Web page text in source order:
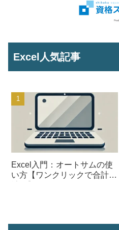
Excel人気記事
Excel入門：オートサムの使
い方【ワンクリックで合計を